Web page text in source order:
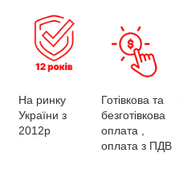
На ринку
України з
2012р
Готівкова та
безготівкова
оплата ,
оплата з ПДВ